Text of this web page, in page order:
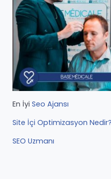
En İyi Seo Ajansı
Site İçi Optimizasyon Nedir?
SEO Uzmanı